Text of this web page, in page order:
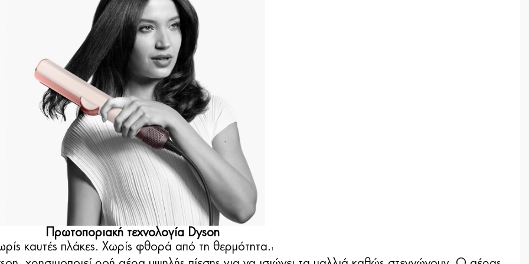
Πρωτοποριακή τεχνολογία Dyson
καυτές πλάκες. Χωρίς φθορά από τη θερμότητα.